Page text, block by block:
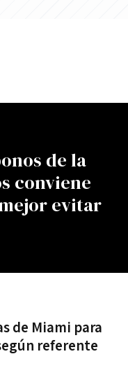
de la
conviene
evitar
de Miami para
referente